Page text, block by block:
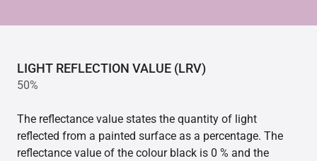
LIGHT REFLECTION VALUE (LRV)
50%
The reflectance value states the quantity of light
reflected from a painted surface as a percentage. The
reflectance value of the colour black is 0 % and the